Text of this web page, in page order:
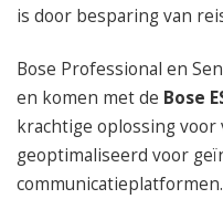
is door besparing van
Bose Professional en
en komen met de Bose
krachtige oplossing
geoptimaliseerd voor